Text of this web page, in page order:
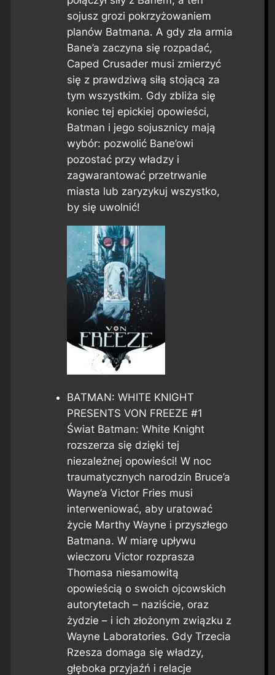
sojusz grozi pokrzyżowaniem
planów Batmana. A gdy zła armia
Bane’a zaczyna się rozpadać,
Caped Crusader musi zmierzyć
się z prawdziwą siłą stojącą za
tym wszystkim. Gdy zbliża się
koniec tej epickiej opowieści,
Batman i jego sojusznicy mają
wybór: pozwolić Bane’owi
pozostać przy władzy i
zagwarantować przetrwanie
miasta lub zaryzykuj wszystko,
by się uwolnić!
BATMAN: WHITE KNIGHT
PRESENTS VON FREEZE #1
Świat Batman: White Knight
rozszerza się dzięki tej
niezależnej opowieści! W noc
traumatycznych narodzin Bruce’a
Wayne’a Victor Fries musi
interweniować, aby uratować
życie Marthy Wayne i przyszłego
Batmana. W miarę upływu
wieczoru Victor rozprasza
Thomasa niesamowitą
opowieścią o swoich ojcowskich
autorytetach – naziście, oraz
żydzie – i ich złożonym związku z
Wayne Laboratories. Gdy Trzecia
Rzesza domaga się władzy,
głęboka przyjaźń i relacje